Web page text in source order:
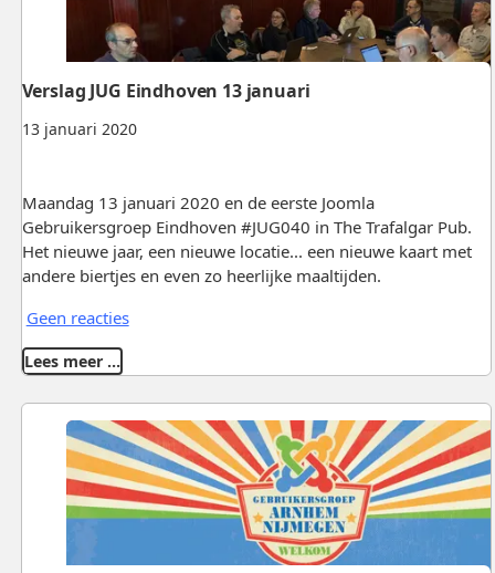
13 januari 2020
Verslag JUG Eindhoven 13 januari
Maandag 13 januari 2020 en de eerste Joomla
Gebruikersgroep Eindhoven #JUG040 in The Trafalgar Pub.
Het nieuwe jaar, een nieuwe locatie... een nieuwe kaart met
andere biertjes en even zo heerlijke maaltijden.
Geen reacties
Lees meer …